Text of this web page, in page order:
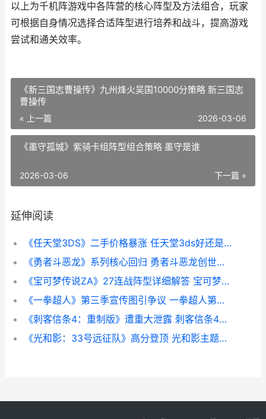
以上为千机阵游戏中各阵营的核心阵型及方法组合，玩家
可根据自身情况选择合适阵型进行培养和战斗，提高游戏
尝试和通关效率。
《新三国志曹操传》九州烽火吴国10000分策略 新三国志
曹操传
« 上一篇 2026-03-06
《墨守孤城》紫骑卡组阵型组合策略 墨守是谁
下一篇 »
2026-03-06
延伸阅读
《任天堂3DS》二手价格暴涨 任天堂3ds好还是2ds好
《勇者斗恶龙》系列核心回归 勇者斗恶龙创世小玩家2
《宝可梦传说ZA》27连战阵型详细解答 宝可梦传说za树果在哪买
《一拳超人》第三季宣传图引争议 一拳超人第二季在线观看
《刺客信条4：重制版》遭重大泄露 刺客信条4猎杀圣殿骑士
《光和影：33号远征队》高分登顶 光和影主题来源